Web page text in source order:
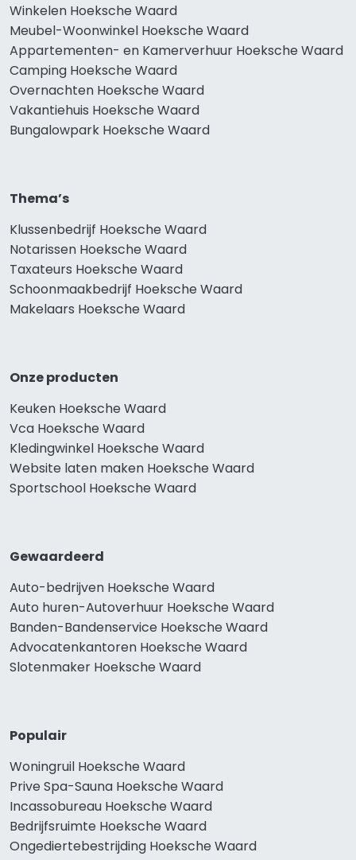
Winkelen Hoeksche Waard
Meubel-Woonwinkel Hoeksche Waard
Appartementen- en Kamerverhuur Hoeksche Waard
Camping Hoeksche Waard
Overnachten Hoeksche Waard
Vakantiehuis Hoeksche Waard
Bungalowpark Hoeksche Waard
Thema’s
Klussenbedrijf Hoeksche Waard
Notarissen Hoeksche Waard
Taxateurs Hoeksche Waard
Schoonmaakbedrijf Hoeksche Waard
Makelaars Hoeksche Waard
Onze producten
Keuken Hoeksche Waard
Vca Hoeksche Waard
Kledingwinkel Hoeksche Waard
Website laten maken Hoeksche Waard
Sportschool Hoeksche Waard
Gewaardeerd
Auto-bedrijven Hoeksche Waard
Auto huren-Autoverhuur Hoeksche Waard
Banden-Bandenservice Hoeksche Waard
Advocatenkantoren Hoeksche Waard
Slotenmaker Hoeksche Waard
Populair
Woningruil Hoeksche Waard
Prive Spa-Sauna Hoeksche Waard
Incassobureau Hoeksche Waard
Bedrijfsruimte Hoeksche Waard
Ongediertebestrijding Hoeksche Waard